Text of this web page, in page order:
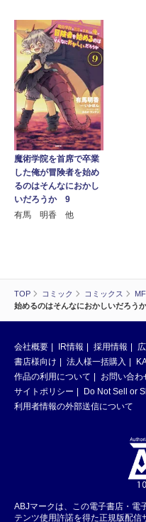
TOP コミック コミックス
始めるのはそんなにおかしいだろう
魔術学院を首席で卒業
した俺が冒険者を始め
るのはそんなにおかし
いだろうか 9
有馬 明香 他
会社概要 IR情報 採用情報
書店様向け
法人様一括購入
作品の利用について
お問い合わ
サイトポリシー
Do Not Sell or
利用者情報の外部送信について
ABJマークは、この電子書店・電
テンツ使用許諾を得た正規版配